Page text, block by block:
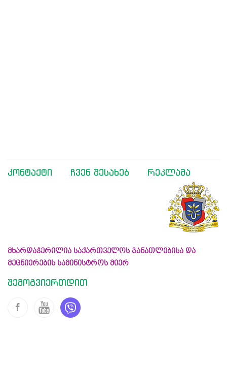
კონტაქტი ჩვენ შესახებ რეკლამა
მხარდაჭერილია საქართველოს განათლებისა და
მეცნიერების სამინისტროს მიერ
შემოგვიერთდით